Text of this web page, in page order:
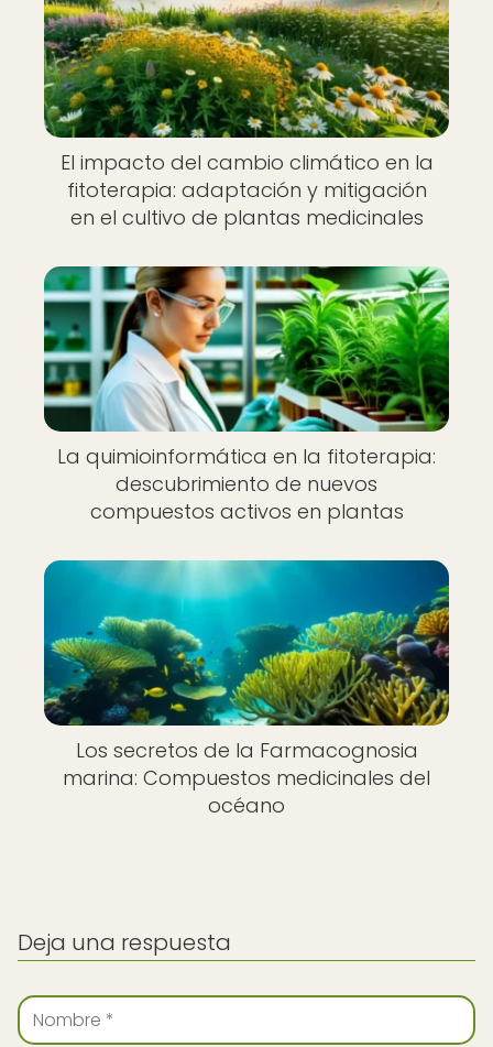
El impacto del cambio climático en la
fitoterapia: adaptación y mitigación
en el cultivo de plantas medicinales
La quimioinformática en la fitoterapia:
descubrimiento de nuevos
compuestos activos en plantas
Los secretos de la Farmacognosia
marina: Compuestos medicinales del
océano
Deja una respuesta